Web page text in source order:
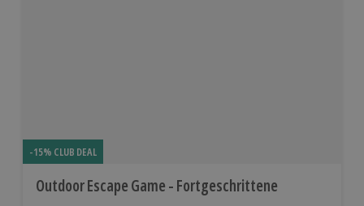
-15% CLUB DEAL
Outdoor Escape Game - Fortgeschrittene